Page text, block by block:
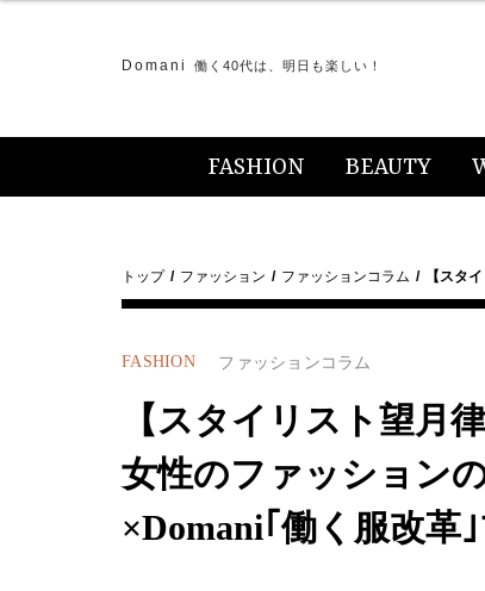
Domani 働く40代は、明日も楽しい！
FASHION BEAUTY
トップ ファッション ファッションコラム 【スタ
FASHION ファッションコラム
【スタイリスト望月
女性のファッション
×Domani｢働く服改革